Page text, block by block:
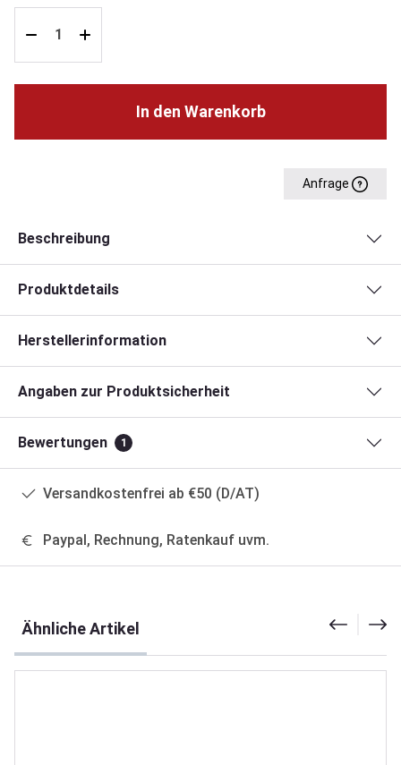
In den Warenkorb
Anfrage
Beschreibung
Produktdetails
Herstellerinformation
Angaben zur Produktsicherheit
Bewertungen 1
Versandkostenfrei ab €50 (D/AT)
Paypal, Rechnung, Ratenkauf uvm.
Ähnliche Artikel